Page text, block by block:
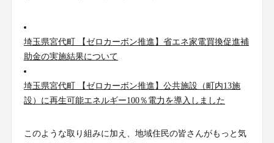
埼玉県宮代町 【ゼロカーボン推進】省エネ家電買換促進補
助金の実施結果について
埼玉県宮代町 【ゼロカーボン推進】公共施設（町内13施
設）に再生可能エネルギー100％電力を導入しました
このような取り組みに加え、地域住民の皆さんがもっと気